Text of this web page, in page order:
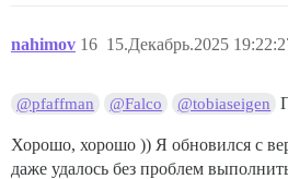
nahimov 15.Декабрь.2025
16
@pfaffman @Falco @tobiaseigen
Хорошо, хорошо )) Я обновился с
даже удалось без проблем